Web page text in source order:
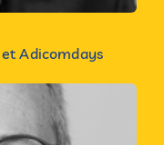
Adicomdays